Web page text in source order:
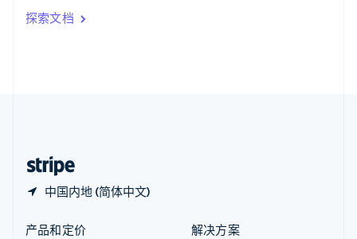
探索文档
中国内地 (简体中文)
印度
English
产品和定价
解决方案